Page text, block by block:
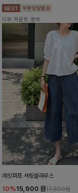
리뷰 카운트 영역
레킷퍼프 셔링블라우스
10%15,900 원17,600원